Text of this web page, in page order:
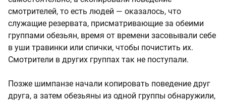
смотрителей, то есть людей — оказалось, что
служащие резервата, присматривающие за обеими
группами обезьян, время от времени засовывали себе
в уши травинки или спички, чтобы почистить их.
Смотрители в других группах так не поступали.
Позже шимпанзе начали копировать поведение друг
друга, а затем обезьяны из одной группы обнаружили,